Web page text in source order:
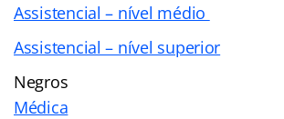
Assistencial – nível médio
Assistencial – nível superior
Negros
Médica